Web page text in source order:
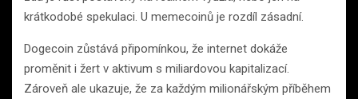
krátkodobé spekulaci. U memecoinů je rozdíl zásadní.
Dogecoin zůstává připomínkou, že internet dokáže
proměnit i žert v aktivum s miliardovou kapitalizací.
Zároveň ale ukazuje, že za každým milionářským příběhem